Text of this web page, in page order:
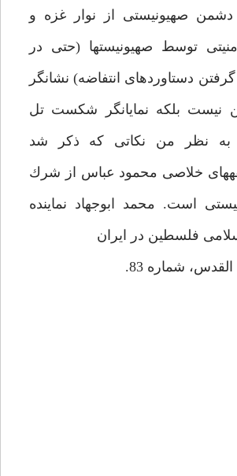
صهيونيستى از نوار غزه و
امنيتى توسط صهيونيست‏ها (حتى در
دستاوردهاى انتفاضه) نشانگر
نيست بلكه نمايانگر شكست تل
به نظر من نكاتى كه ذكر شد
خلاصى محمود عباس از شرك
است. محمد ابوجهاد نماينده
فلسطين در ايران‏
شماره 83.